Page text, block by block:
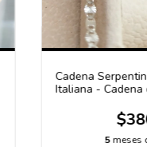
Cadena
Italiana -
5meses